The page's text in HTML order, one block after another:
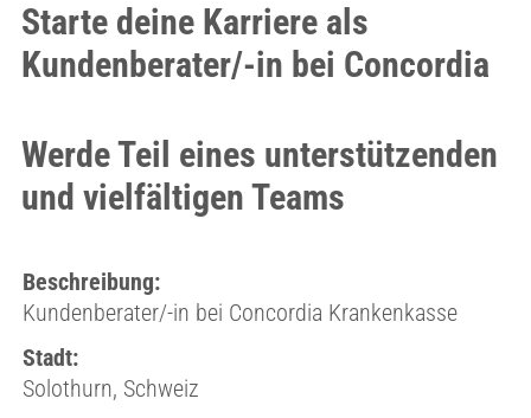
Starte deine Karriere als
Kundenberater/-in bei Concordia
Werde Teil eines unterstützenden
und vielfältigen Teams
Beschreibung:
Kundenberater/-in bei Concordia Krankenkasse
Stadt:
Solothurn, Schweiz